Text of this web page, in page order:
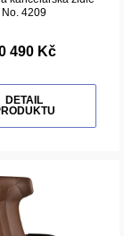
No. 4209
490 Kč
DETAIL